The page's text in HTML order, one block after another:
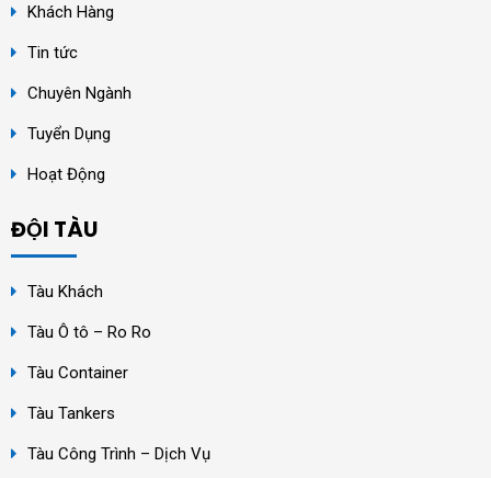
Khách Hàng
Tin tức
Chuyên Ngành
Tuyển Dụng
Hoạt Động
ĐỘI TÀU
Tàu Khách
Tàu Ô tô – Ro Ro
Tàu Container
Tàu Tankers
Tàu Công Trình – Dịch Vụ